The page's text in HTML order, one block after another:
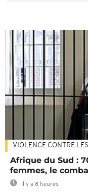
VIOLENCE CONTRE
Afrique du Sud :
femmes, le
Il y a 8 heures